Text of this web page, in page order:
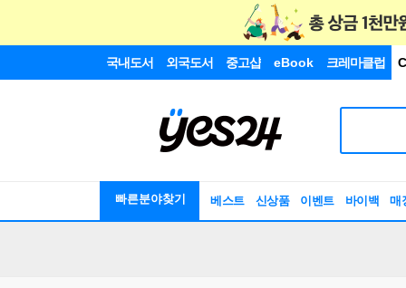
국내도서 외국도서 중고샵 eBook 크레마클럽
빠른분야찾기 베스트 신상품 이벤트 바이백 매